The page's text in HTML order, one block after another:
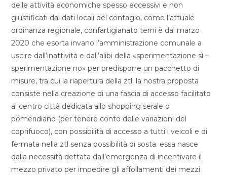
delle attività economiche spesso eccessivi e non
giustificati dai dati locali del contagio, come l’attuale
ordinanza regionale, confartigianato terni è dal marzo
2020 che esorta invano l’amministrazione comunale a
uscire dall’inattività e dall’alibi della «sperimentazione sì –
sperimentazione no» per predisporre un pacchetto di
misure, tra cui la riapertura della ztl. la nostra proposta
consiste nella creazione di una fascia di accesso facilitato
al centro città dedicata allo shopping serale o
pomeridiano (per tenere conto delle variazioni del
coprifuoco), con possibilità di accesso a tutti i veicoli e di
fermata nella ztl senza possibilità di sosta. essa nasce
dalla necessità dettata dall’emergenza di incentivare il
mezzo privato per impedire gli affollamenti dei mezzi